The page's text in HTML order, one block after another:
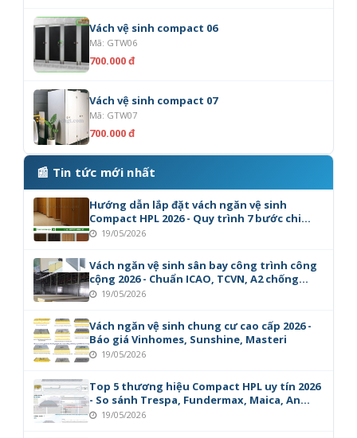
Vách vệ sinh compact 06
Mã: GTW06
700.000 đ
Vách vệ sinh compact 07
Mã: GTW07
700.000 đ
📰 Tin tức mới nhất
Hướng dẫn lắp đặt vách ngăn vệ sinh
Compact HPL 2026 - Quy trình 7 bước chi
tiết19/05/2026
Vách ngăn vệ sinh sân bay công trình công
cộng 2026 - Chuẩn ICAO, TCVN, A2 chống
cháy19/05/2026
Vách ngăn vệ sinh chung cư cao cấp 2026 -
Báo giá Vinhomes, Sunshine, Masteri
19/05/2026
Top 5 thương hiệu Compact HPL uy tín 2026
- So sánh Trespa, Fundermax, Maica, An
Cường
19/05/2026